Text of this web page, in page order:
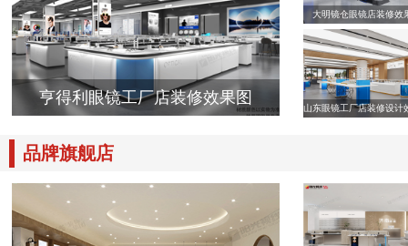
亨得利眼镜工厂店装修效果图
大明镜仓眼镜店装修效
山东眼镜工厂店装修设计
品牌旗舰店